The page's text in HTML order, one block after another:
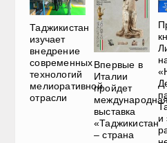
Таджикистан
изучает
внедрение
современных
технологий
мелиоративной
отрасли
Впервые в
Италии
пройдет
выставка
«Таджикистан
– страна
и